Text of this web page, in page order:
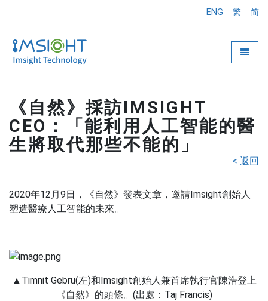
ENG 繁 简
《自然》採訪IMSIGHT
CEO：「能利用人工智能的醫
生將取代那些不能的」
< 返回
2020年12月9日，《自然》發表文章，邀請Imsight創始人
塑造醫療人工智能的未來。
▲Timnit Gebru(左)和Imsight創始人兼首席執行官陳浩登上
《自然》的頭條。(出處：Taj Francis)